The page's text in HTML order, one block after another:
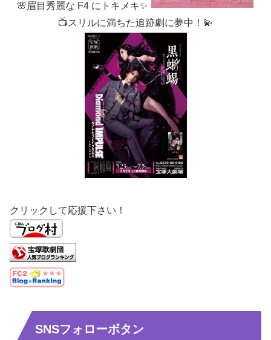
🌸眉目秀麗な F4 にトキメキ✨
📺スリルに満ちた追跡劇に夢中！💫
クリックして応援下さい！
SNSフォローボタン